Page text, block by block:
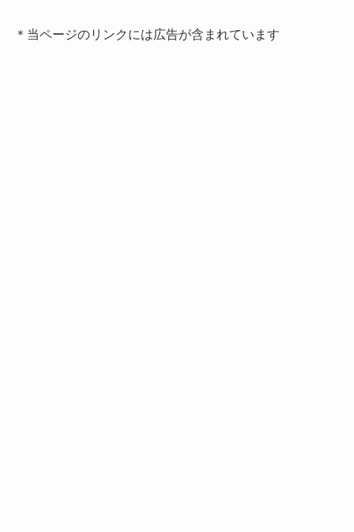
＊当ページのリンクには広告が含まれています